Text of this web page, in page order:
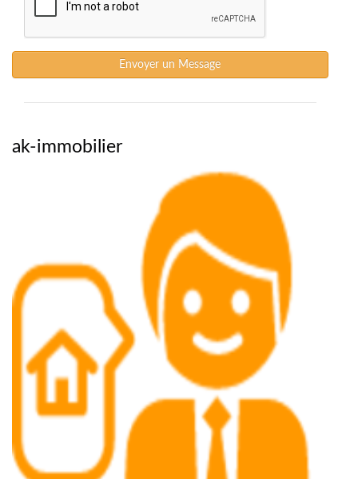
Envoyer un Message
ak-immobilier